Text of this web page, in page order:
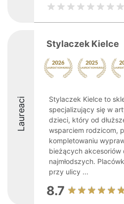
Laureaci
Stylaczek Kielce
Stylaczek Kielce to
specjalizujący się w
dzieci, który od
wsparciem rodzicom,
kompletowaniu
bieżących akcesoriów
najmłodszych.
przy ulicy ...
8.7